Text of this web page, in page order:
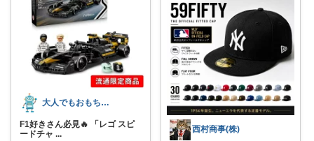
大人でもおもちゃは正義
F1好きさん必見🔥 「レゴ スピ
ードチャ ...
西村商事(株)